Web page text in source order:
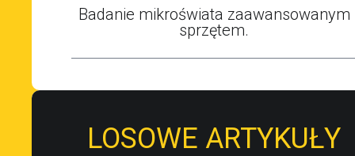
Badanie mikroświata zaawansowanym
sprzętem.
LOSOWE ARTYKUŁY